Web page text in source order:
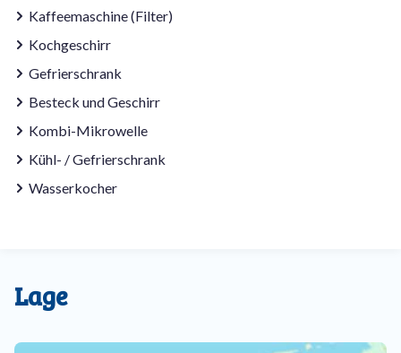
Kaffeemaschine (Filter)
Kochgeschirr
Gefrierschrank
Besteck und Geschirr
Kombi-Mikrowelle
Kühl- / Gefrierschrank
Wasserkocher
Lage